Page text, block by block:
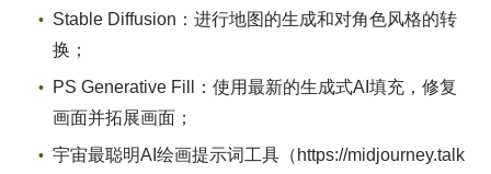
Stable Diffusion：进行地图的生成和对角色风格的转
换；
PS Generative Fill：使用最新的生成式AI填充，修复
画面并拓展画面；
宇宙最聪明AI绘画提示词工具（https://midjourney.talk